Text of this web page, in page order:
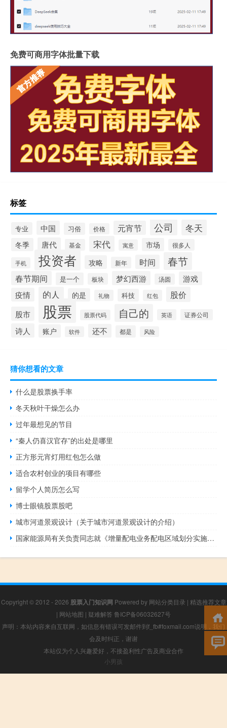
免费可商用字体批量下载
标签
专业 中国 习俗 价格 元宵节 公司 冬天
冬季 唐代 基金 宋代 寓意 市场 很多人
手机 投资者 攻略 新年 时间 春节
春节期间 是一个 板块 梦幻西游 汤圆
游戏
疫情
的人 的是 礼物 科技 红包 股价
股市 股票 股票代码 自己的 英语 证券公司
诗人 账户 软件 还不 都是 风险
猜你想看的文章
什么是股票换手率
冬天秋叶干燥怎么办
过年最想见的节目
“秦人仍喜汉官存”的出处是哪里
正方形元宵灯用红包怎么做
适合农村创业的项目有哪些
留学个人简历怎么写
博士眼镜股票股吧
城市河道景观设计（关于城市河道景观设计的介绍）
国家能源局有关负责同志就《增量配电业务配电区域划分实施办法》答记者问
Copyright © 2012 - 2026 股票入门知识网 Powered by 网站分类目录 | 精选推荐文章
| 网站地图 | 疑难解答 鲁ICP备06032627号
声明：本站内容来自互联网，如信息有错误可发邮件到f_fb#foxmail.com说明，我们
会及时纠正，谢谢
本站仅为个人兴趣爱好，不接盈利性广告及商业合作
小男孩